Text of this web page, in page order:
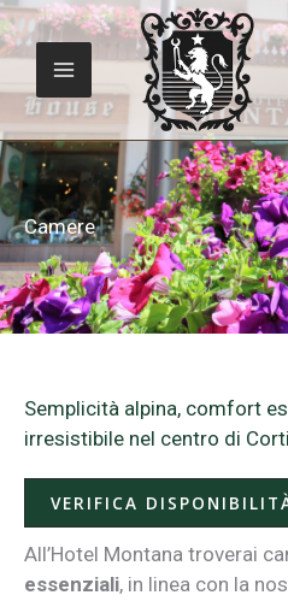
Vai
al
contenuto
MAIN
MENU
Camere
Semplicità alpina, comfort
irresistibile nel centro di
VERIFICA
All’Hotel Montana troverai
essenziali, in linea con la